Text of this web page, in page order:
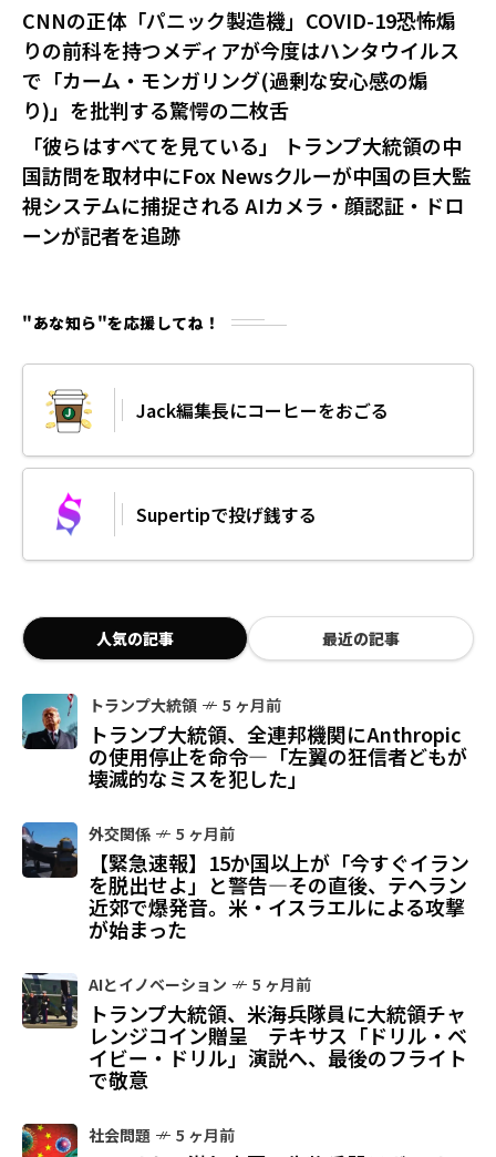
CNNの正体「パニック製造機」COVID-19恐怖煽
りの前科を持つメディアが今度はハンタウイルス
で「カーム・モンガリング(過剰な安心感の煽
り)」を批判する驚愕の二枚舌
「彼らはすべてを見ている」 トランプ大統領の中
国訪問を取材中にFox Newsクルーが中国の巨大監
視システムに捕捉される AIカメラ・顔認証・ドロ
ーンが記者を追跡
"あな知ら"を応援してね！
Jack編集長にコーヒーをおごる
Supertipで投げ銭する
人気の記事 最近の記事
トランプ大統領 5 ヶ月前
トランプ大統領、全連邦機関にAnthropic
の使用停止を命令—「左翼の狂信者どもが
壊滅的なミスを犯した」
外交関係 5 ヶ月前
【緊急速報】15か国以上が「今すぐイラン
を脱出せよ」と警告—その直後、テヘラン
近郊で爆発音。米・イスラエルによる攻撃
が始まった
AIとイノベーション 5 ヶ月前
トランプ大統領、米海兵隊員に大統領チャ
レンジコイン贈呈 テキサス「ドリル・ベ
イビー・ドリル」演説へ、最後のフライト
で敬意
社会問題 5 ヶ月前